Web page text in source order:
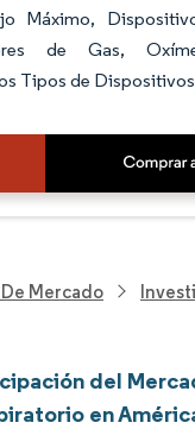
Máximo,
de Gas,
Tipos de
Mercado
del
en